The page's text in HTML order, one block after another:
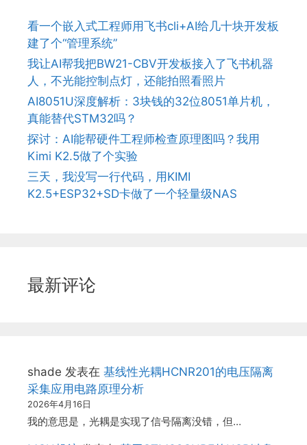
看一个嵌入式工程师用飞书cli+AI给几十块开发板
建了个“管理系统”
我让AI帮我把BW21-CBV开发板接入了飞书机器
人，不光能控制点灯，还能拍照看照片
AI8051U深度解析：3块钱的32位8051单片机，
真能替代STM32吗？
探讨：AI能帮硬件工程师检查原理图吗？我用
Kimi K2.5做了个实验
三天，我没写一行代码，用KIMI
K2.5+ESP32+SD卡做了一个轻量级NAS
最新评论
shade 发表在 基线性光耦HCNR201的电压隔离
采集应用电路原理分析
2026年4月16日
我的意思是，光耦是实现了信号隔离没错，但…